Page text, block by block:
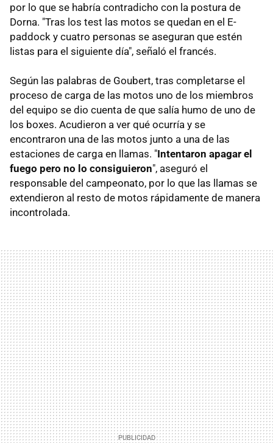
por lo que se habría contradicho con la postura de
Dorna. "Tras los test las motos se quedan en el E-
paddock y cuatro personas se aseguran que estén
listas para el siguiente día", señaló el francés.
Según las palabras de Goubert, tras completarse el
proceso de carga de las motos uno de los miembros
del equipo se dio cuenta de que salía humo de uno de
los boxes. Acudieron a ver qué ocurría y se
encontraron una de las motos junto a una de las
estaciones de carga en llamas. "Intentaron apagar el
fuego pero no lo consiguieron", aseguró el
responsable del campeonato, por lo que las llamas se
extendieron al resto de motos rápidamente de manera
incontrolada.